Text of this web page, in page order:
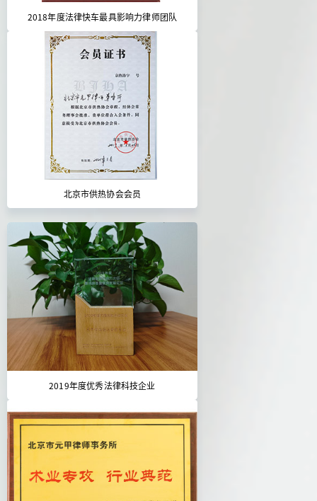
2018年度法律快车最具影响力律师团队
北京市供热协会会员
2019年度优秀法律科技企业